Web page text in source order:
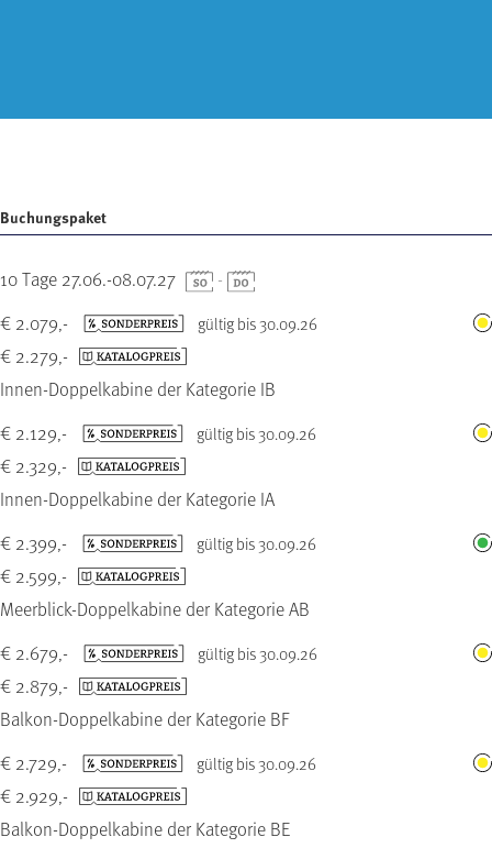
Buchungspaket
10 Tage 27.06.-08.07.27 -
Innen-Doppelkabine der Kategorie IB
€ 2.079,- gültig bis 30.09.26
€ 2.279,-
Innen-Doppelkabine der Kategorie IA
€ 2.129,- gültig bis 30.09.26
€ 2.329,-
Meerblick-Doppelkabine der Kategorie AB
€ 2.399,- gültig bis 30.09.26
€ 2.599,-
Balkon-Doppelkabine der Kategorie BF
€ 2.679,- gültig bis 30.09.26
€ 2.879,-
Balkon-Doppelkabine der Kategorie BE
€ 2.729,- gültig bis 30.09.26
€ 2.929,-